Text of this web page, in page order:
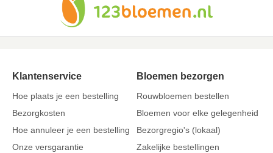
Klantenservice
Hoe plaats je een bestelling
Bezorgkosten
Hoe annuleer je een bestelling
Onze versgarantie
Bloemen bezorgen
Rouwbloemen bestellen
Bloemen voor elke gelegenheid
Bezorgregio's (lokaal)
Zakelijke bestellingen